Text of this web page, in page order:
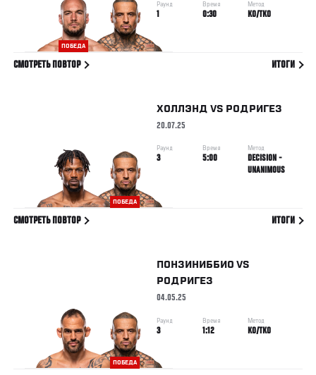
ПОБЕДА
Раунд
1
Время
0:30
Метод
KO/TKO
СМОТРЕТЬ ПОВТОР ИТОГИ
ПОБЕДА
ХОЛЛЭНД VS РОДРИГЕЗ
20.07.25
Раунд
3
Время
5:00
Метод
DECISION -
UNANIMOUS
СМОТРЕТЬ ПОВТОР ИТОГИ
ПОБЕДА
ПОНЗИНИББИО VS
РОДРИГЕЗ
04.05.25
Раунд
3
Время
1:12
Метод
KO/TKO